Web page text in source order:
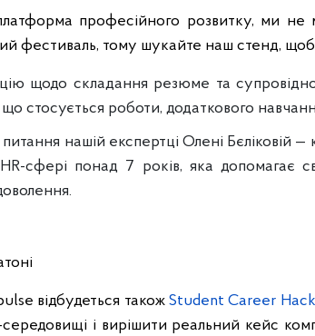
професійного розвитку, ми не
фестиваль, тому шукайте наш стенд,
щодо складання резюме та
що стосується роботи, додаткового
нашій експертці Олені Бєліковій —
сфері понад 7 років, яка допомагає
відбудеться також Student Career
і вирішити реальний кейс